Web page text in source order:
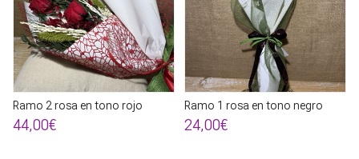
Ramo 2 rosa en tono rojo
44,00€
Ramo 1 rosa en tono negro
24,00€